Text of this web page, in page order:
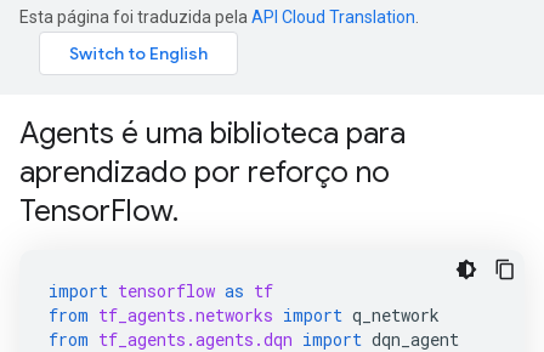
Esta página foi traduzida pela API Cloud Translation
Agents é uma biblioteca para
aprendizado por reforço no
TensorFlow.
import tensorflow as tf
from tf_agents.networks import q_network
from tf_agents.agents.dqn import dqn_agent